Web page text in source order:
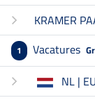
KRAMER
1 Vacatures
NL |